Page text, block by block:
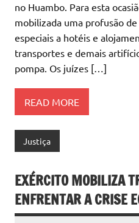
no Huambo. Para esta
mobilizada uma profusão
especiais a hotéis e
transportes e demais
pompa. Os juízes […]
READ MORE
Justiça
EXÉRCITO MOBILIZA
ENFRENTAR A CRISE